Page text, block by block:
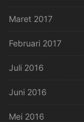
Maret 2017
Februari 2017
Juli 2016
Juni 2016
Mei 2016